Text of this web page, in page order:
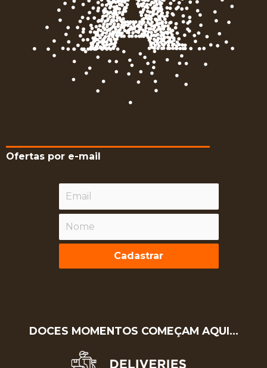
Ofertas por e-mail
Cadastrar
DOCES MOMENTOS COMEÇAM AQUI…